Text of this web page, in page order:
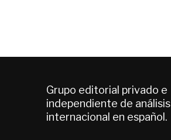
Grupo editorial privado e
independiente de análisis
internacional en español.